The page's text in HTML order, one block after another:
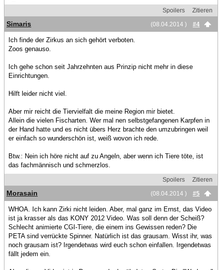
Spoilers
Zitieren
(08.04.2014 )
#4
Simaris
Ich finde der Zirkus an sich gehört verboten.
Zoos genauso.
Ich gehe schon seit Jahrzehnten aus Prinzip nicht mehr in diese
Einrichtungen.
Hilft leider nicht viel.
Aber mir reicht die Tiervielfalt die meine Region mir bietet.
Allein die vielen Fischarten. Wer mal nen selbstgefangenen Karpfen in
der Hand hatte und es nicht übers Herz brachte den umzubringen weil
er einfach so wunderschön ist, weiß wovon ich rede.
Btw.: Nein ich höre nicht auf zu Angeln, aber wenn ich Tiere töte, ist
das fachmännisch und schmerzlos.
Spoilers
Zitieren
(08.04.2014 )
#5
Morasain
WHOA. Ich kann Zirki nicht leiden. Aber, mal ganz im Ernst, das Video
ist ja krasser als das KONY 2012 Video. Was soll denn der Scheiß?
Schlecht animierte CGI-Tiere, die einem ins Gewissen reden? Die
PETA sind verrückte Spinner. Natürlich ist das grausam. Wisst ihr, was
noch grausam ist? Irgendetwas wird euch schon einfallen. Irgendetwas
fällt jedem ein.